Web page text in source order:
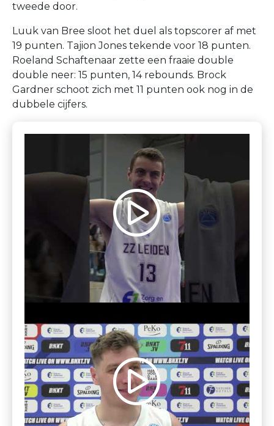
tweede door.
Luuk van Bree sloot het duel als topscorer af met
19 punten. Tajion Jones tekende voor 18 punten.
Roeland Schaftenaar zette een fraaie double
double neer: 15 punten, 14 rebounds. Brock
Gardner schoot zich met 11 punten ook nog in de
dubbele cijfers.